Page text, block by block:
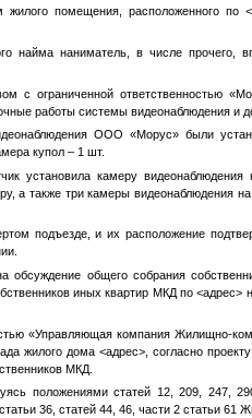
помещения, расположенного по
найма наниматель, в числе прочего,
с ограниченной ответственностью
работы системы видеонаблюдения и
ООО «Морус» были
купол – 1 шт.
установила камеру
а также три камеры видеонаблюдения
подъезде, и их расположение
обсуждение общего собрания
иных квартир МКД по<адрес>
«Управляющая компания Жилищно-
жилого дома<адрес> , согласно
МКД.
положениями статей 12, 209, 247,
36, статей 44, 46, части 2 статьи 61